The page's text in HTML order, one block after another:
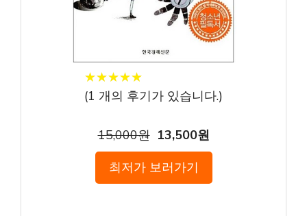
★★★★★
★★★★★
(1 개의 후기가 있습니다.)
15,000원 13,500원
최저가 보러가기